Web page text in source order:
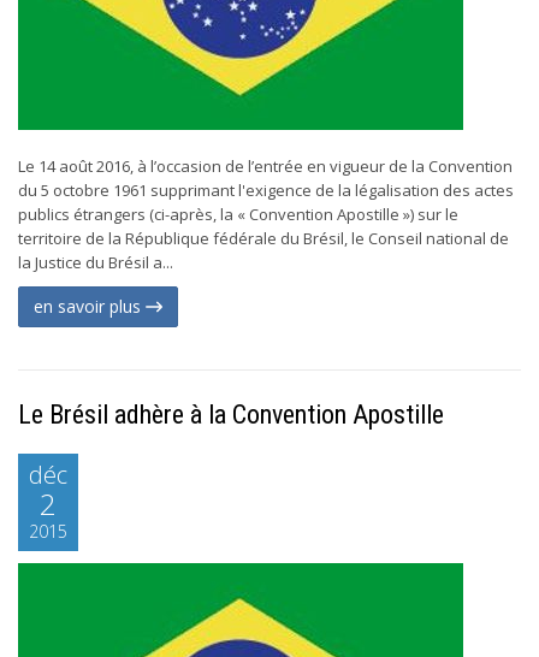
Le 14 août 2016, à l’occasion de l’entrée en vigueur de la Convention
du 5 octobre 1961 supprimant l'exigence de la légalisation des actes
publics étrangers (ci-après, la « Convention Apostille ») sur le
territoire de la République fédérale du Brésil, le Conseil national de
la Justice du Brésil a...
en savoir plus
Le Brésil adhère à la Convention Apostille
déc
2
2015